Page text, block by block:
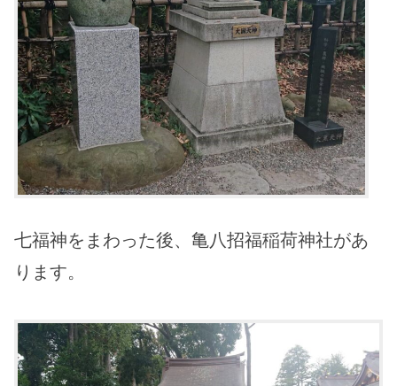
七福神をまわった後、亀八招福稲荷神社があ
ります。